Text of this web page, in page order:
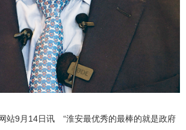
9月14日讯 “淮安最优秀的最棒的就是政府